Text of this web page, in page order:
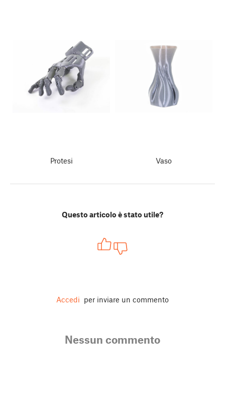
Protesi Vaso
Questo articolo è stato utile?
Accedi per inviare un commento
Nessun commento